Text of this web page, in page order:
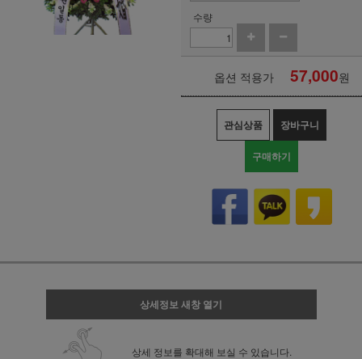
수량
옵션 적용가 57,000원
관심상품 장바구니
구매하기
상세정보 새창 열기
상세 정보를 확대해 보실 수 있습니다.